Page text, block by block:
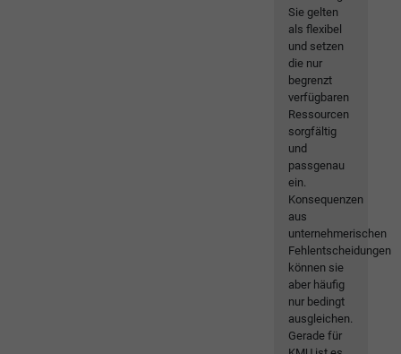
Sie gelten
als flexibel
und setzen
die nur
begrenzt
verfügbaren
Ressourcen
sorgfältig
und
passgenau
ein.
Konsequenzen
aus
unternehmerischen
Fehlentscheidungen
können sie
aber häufig
nur bedingt
ausgleichen.
Gerade für